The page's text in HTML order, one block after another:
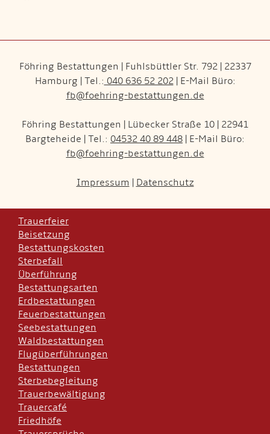
Föhring Bestattungen | Fuhlsbüttler Str. 792 | 22337
Hamburg | Tel.: 040 636 52 202| E-Mail Büro:
fb@foehring-bestattungen.de
Föhring Bestattungen | Lübecker Straße 10 | 22941
Bargteheide | Tel.: 04532 40 89 448 | E-Mail Büro:
fb@foehring-bestattungen.de
Impressum | Datenschutz
Trauerfeier
Beisetzung
Bestattungskosten
Sterbefall
Überführung
Bestattungsarten
Erdbestattungen
Feuerbestattungen
Seebestattungen
Waldbestattungen
Flugüberführungen
Bestattungen
Sterbebegleitung
Trauerbewältigung
Trauercafé
Friedhöfe